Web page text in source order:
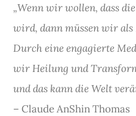
„Wenn wir wollen, dass
wird, dann müssen wir
Durch eine engagierte
wir Heilung und
und das kann die Welt
– Claude AnShin Thomas